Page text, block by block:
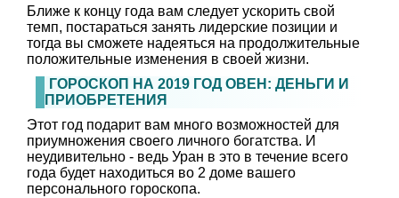
Ближе к концу года вам следует ускорить свой
темп, постараться занять лидерские позиции и
тогда вы сможете надеяться на продолжительные
положительные изменения в своей жизни.
ГОРОСКОП НА 2019 ГОД ОВЕН: ДЕНЬГИ И
ПРИОБРЕТЕНИЯ
Этот год подарит вам много возможностей для
приумножения своего личного богатства. И
неудивительно - ведь Уран в это в течение всего
года будет находиться во 2 доме вашего
персонального гороскопа.